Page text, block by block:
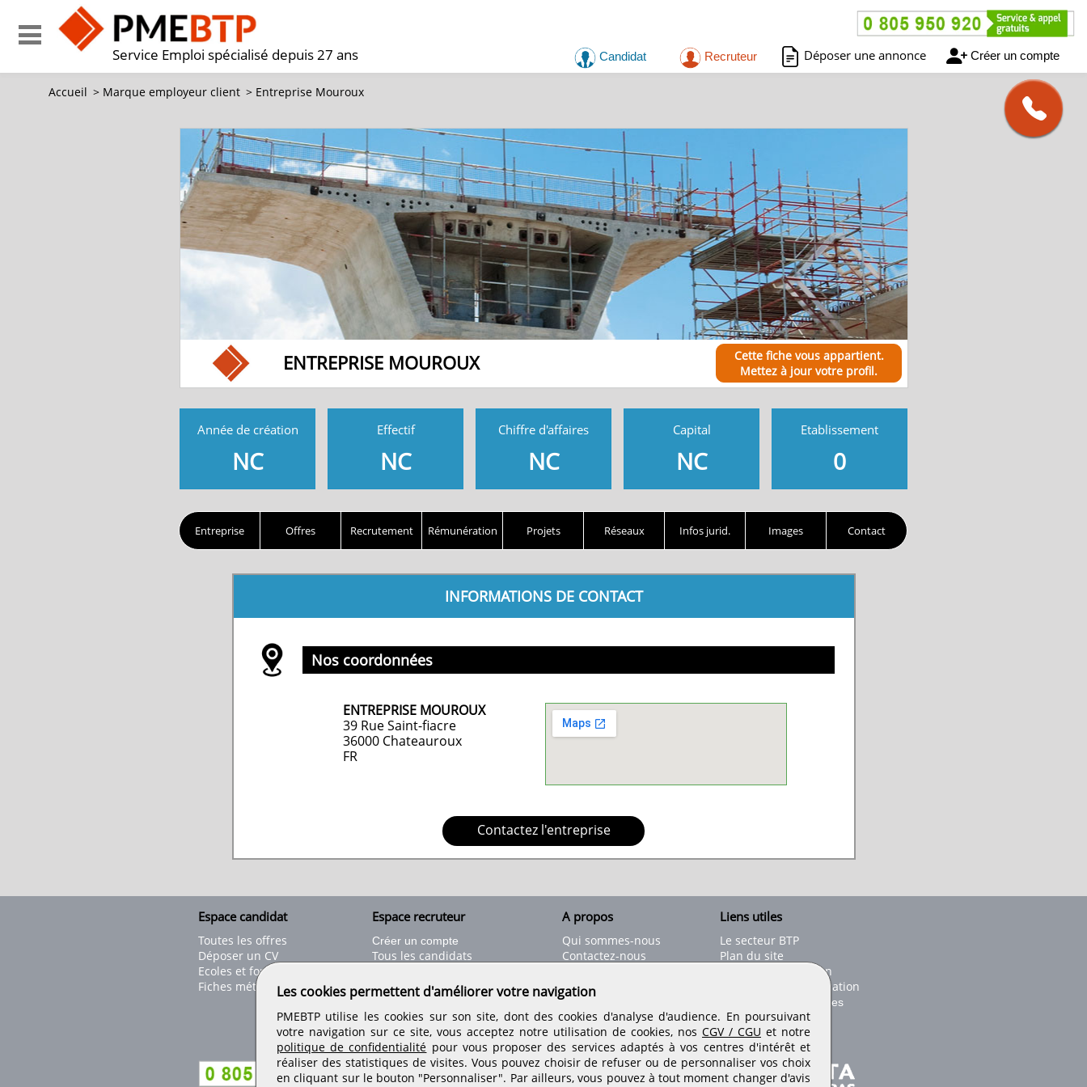
Service Emploi spécialisé depuis 27 ans Candidat Recruteur Déposer une annonce Créer un compte
Accueil > Marque employeur client > Entreprise Mouroux
ENTREPRISE MOUROUX
Cette fiche vous appartient.
Mettez à jour votre profil.
Année de création
NC
Effectif
NC
Chiffre d'affaires
NC
Capital
NC
Etablissement
0
Entreprise Offres Recrutement Rémunération Projets Réseaux Infos jurid. Images Contact
INFORMATIONS DE CONTACT
Nos coordonnées
ENTREPRISE MOUROUX
39 Rue Saint-fiacre
36000 Chateauroux
FR
Contactez l'entreprise
Espace candidat
Toutes les offres
Déposer un CV
Ecoles et formations
Fiches métiers
Espace recruteur
Créer un compte
Tous les candidats
Déposer une offre de stage
Nos tarifs
A propos
Qui sommes-nous
Contactez-nous
Informations légales
Conditions générales
Rejoignez nos équipes
Liens utiles
Le secteur BTP
Plan du site
Conseils d'utilisation
Conditions de publication
Paramètres des cookies
Retrouvez-nous sur les réseaux sociaux
Les cookies permettent d'améliorer votre navigation
PMEBTP utilise les cookies sur son site, dont des cookies d'analyse d'audience. En poursuivant
votre navigation sur ce site, vous acceptez notre utilisation de cookies, nos CGV / CGU et notre
politique de confidentialité pour vous proposer des services adaptés à vos centres d'intérêt et
réaliser des statistiques de visites. Vous pouvez choisir de refuser ou de personnaliser vos choix
en cliquant sur le bouton "Personnaliser". Par ailleurs, vous pouvez à tout moment changer d'avis